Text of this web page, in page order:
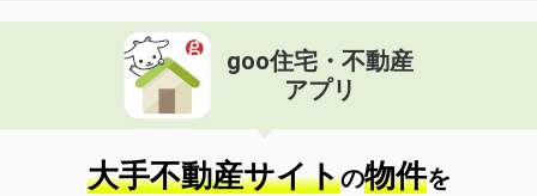
goo住宅・不動産
アプリ
大手不動産サイトの物件を